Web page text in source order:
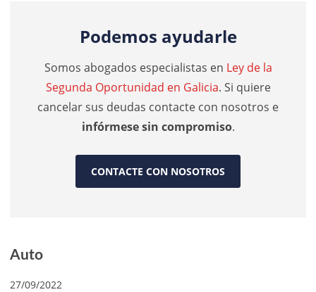
Podemos ayudarle
Somos abogados especialistas en Ley de la
Segunda Oportunidad en Galicia. Si quiere
cancelar sus deudas contacte con nosotros e
infórmese sin compromiso.
CONTACTE CON NOSOTROS
Auto
27/09/2022